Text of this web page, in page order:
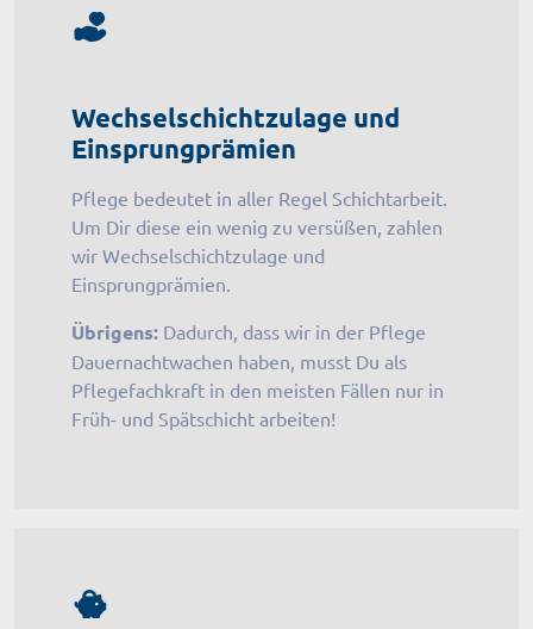
Wechselschichtzulage und
Einsprungprämien
Pflege bedeutet in aller Regel Schichtarbeit.
Um Dir diese ein wenig zu versüßen, zahlen
wir Wechselschichtzulage und
Einsprungprämien.
Übrigens: Dadurch, dass wir in der Pflege
Dauernachtwachen haben, musst Du als
Pflegefachkraft in den meisten Fällen nur in
Früh- und Spätschicht arbeiten!